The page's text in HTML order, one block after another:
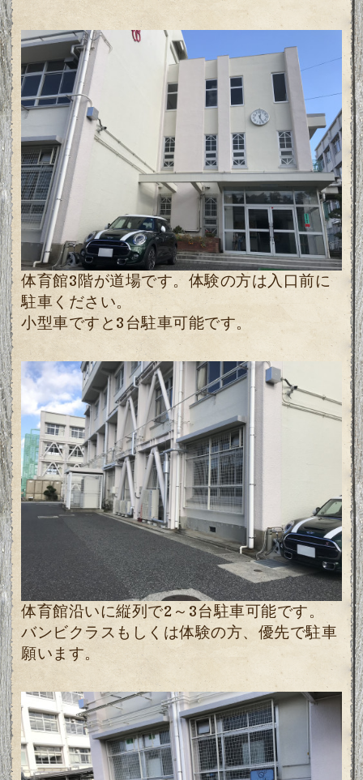
体育館3階が道場です。体験の方は入口前に
駐車ください。
小型車ですと3台駐車可能です。
体育館沿いに縦列で2～3台駐車可能です。
バンビクラスもしくは体験の方、優先で駐車
願います。